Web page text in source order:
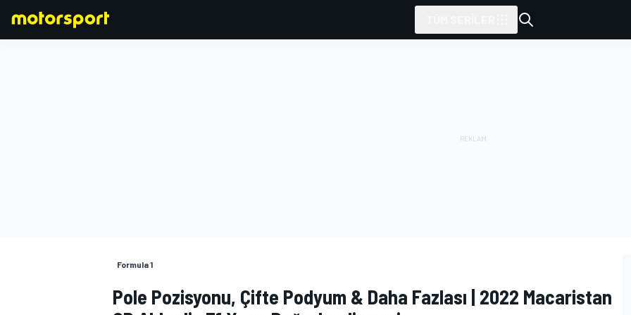
Formula 1
Pole Pozisyonu, Çifte Podyum & Daha Fazlası | 2022 Macaristan